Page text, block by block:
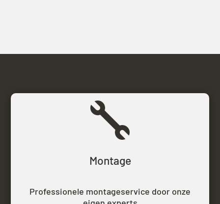

Montage
Professionele montageservice door onze